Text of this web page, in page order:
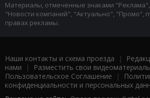
Материалы, отмеченные знаками
"Новости компаний", "Актуально", "Промо",
правах рекламы.
Наши контакты и схема проезда |
нами | Разместить свои видеоматериалы
Пользовательское Соглашение |
конфиденциальности и персональных